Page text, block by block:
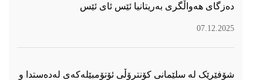
دەزگای هەواڵگری بەریتانیا ئێس ئای ئێس
07.12.2025
شۆفێرێک لە سلێمانی کۆنترۆڵی ئۆتۆمبێلەکەی لەدەستدا و